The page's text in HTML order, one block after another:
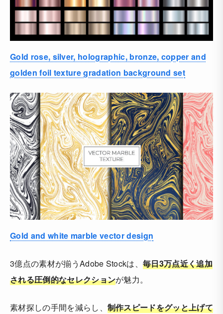
Gold rose, silver, holographic, bronze, copper and
golden foil texture gradation background set
Gold and white marble vector design
3億点の素材が揃うAdobe Stockは、毎日3万点近く追加
される圧倒的なセレクションが魅力。
素材探しの手間を減らし、 制作スピードをグッと上げて